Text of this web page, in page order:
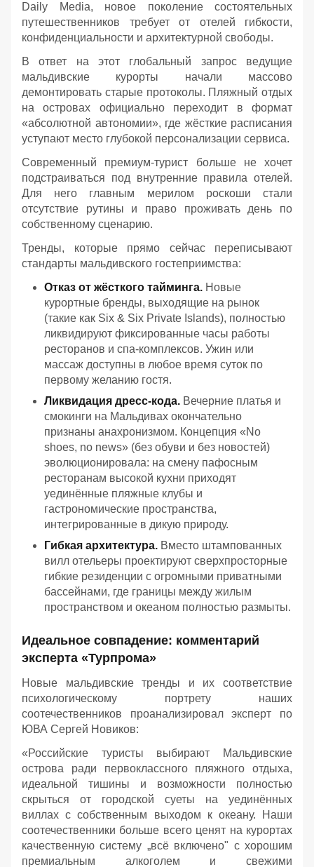
Daily Media, новое поколение состоятельных
путешественников требует от отелей гибкости,
конфиденциальности и архитектурной свободы.
В ответ на этот глобальный запрос ведущие
мальдивские курорты начали массово
демонтировать старые протоколы. Пляжный отдых
на островах официально переходит в формат
«абсолютной автономии», где жёсткие расписания
уступают место глубокой персонализации сервиса.
Современный премиум-турист больше не хочет
подстраиваться под внутренние правила отелей.
Для него главным мерилом роскоши стали
отсутствие рутины и право проживать день по
собственному сценарию.
Тренды, которые прямо сейчас переписывают
стандарты мальдивского гостеприимства:
Отказ от жёсткого тайминга. Новые
курортные бренды, выходящие на рынок
(такие как Six & Six Private Islands), полностью
ликвидируют фиксированные часы работы
ресторанов и спа-комплексов. Ужин или
массаж доступны в любое время суток по
первому желанию гостя.
Ликвидация дресс-кода. Вечерние платья и
смокинги на Мальдивах окончательно
признаны анахронизмом. Концепция «No
shoes, no news» (без обуви и без новостей)
эволюционировала: на смену пафосным
ресторанам высокой кухни приходят
уединённые пляжные клубы и
гастрономические пространства,
интегрированные в дикую природу.
Гибкая архитектура. Вместо штампованных
вилл отельеры проектируют сверхпросторные
гибкие резиденции с огромными приватными
бассейнами, где границы между жилым
пространством и океаном полностью размыты.
Идеальное совпадение: комментарий
эксперта «Турпрома»
Новые мальдивские тренды и их соответствие
психологическому портрету наших
соотечественников проанализировал эксперт по
ЮВА Сергей Новиков:
«Российские туристы выбирают Мальдивские
острова ради первоклассного пляжного отдыха,
идеальной тишины и возможности полностью
скрыться от городской суеты на уединённых
виллах с собственным выходом к океану. Наши
соотечественники больше всего ценят на курортах
качественную систему „всё включено" с хорошим
премиальным алкоголем и свежими